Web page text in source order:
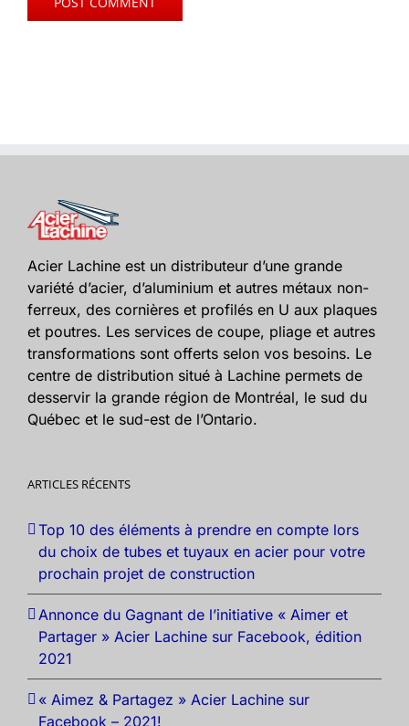
Acier Lachine est un distributeur d’une grande
variété d’acier, d’aluminium et autres métaux non-
ferreux, des cornières et profilés en U aux plaques
et poutres. Les services de coupe, pliage et autres
transformations sont offerts selon vos besoins. Le
centre de distribution situé à Lachine permets de
desservir la grande région de Montréal, le sud du
Québec et le sud-est de l’Ontario.
ARTICLES RÉCENTS
Top 10 des éléments à prendre en compte lors
du choix de tubes et tuyaux en acier pour votre
prochain projet de construction
Annonce du Gagnant de l’initiative « Aimer et
Partager » Acier Lachine sur Facebook, édition
2021
« Aimez & Partagez » Acier Lachine sur
Facebook – 2021!